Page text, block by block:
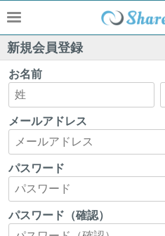
新規会員登録
お名前
メールアドレス
パスワード
パスワード（確認）